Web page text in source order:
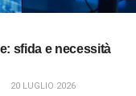
sfida e necessità
20 LUGLIO 2026